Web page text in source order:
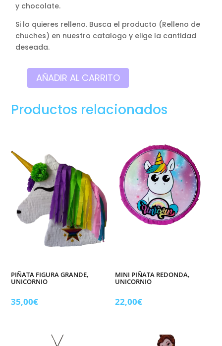
y chocolate.
Si lo quieres relleno. Busca el producto (Relleno de
chuches) en nuestro catalogo y elige la cantidad
deseada.
figura
de
cantidad
AÑADIR AL CARRITO
Productos relacionados
PIÑATA FIGURA GRANDE,
UNICORNIO
35,00€
MINI PIÑATA REDONDA,
UNICORNIO
22,00€